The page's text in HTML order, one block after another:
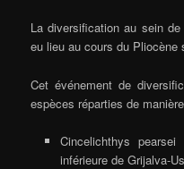
La diversification au sein
eu lieu au cours du Pliocène
Cet événement de
espèces réparties de
Cincelichthys
inférieure de Grijalva-